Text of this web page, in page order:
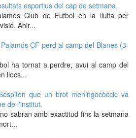
esportius del cap de setmana.
Club de Futbol en la lluita per
Ahir...
Palamós CF perd al camp del Blanes (3-
ha tornat a perdre, avui al camp del
llocs...
que un brot meningocòccic va
de l'institut.
sabran amb exactitud fins la setmana